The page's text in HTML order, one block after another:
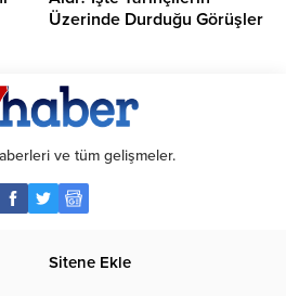
Üzerinde Durduğu Görüşler
ve tüm gelişmeler.
Sitene Ekle